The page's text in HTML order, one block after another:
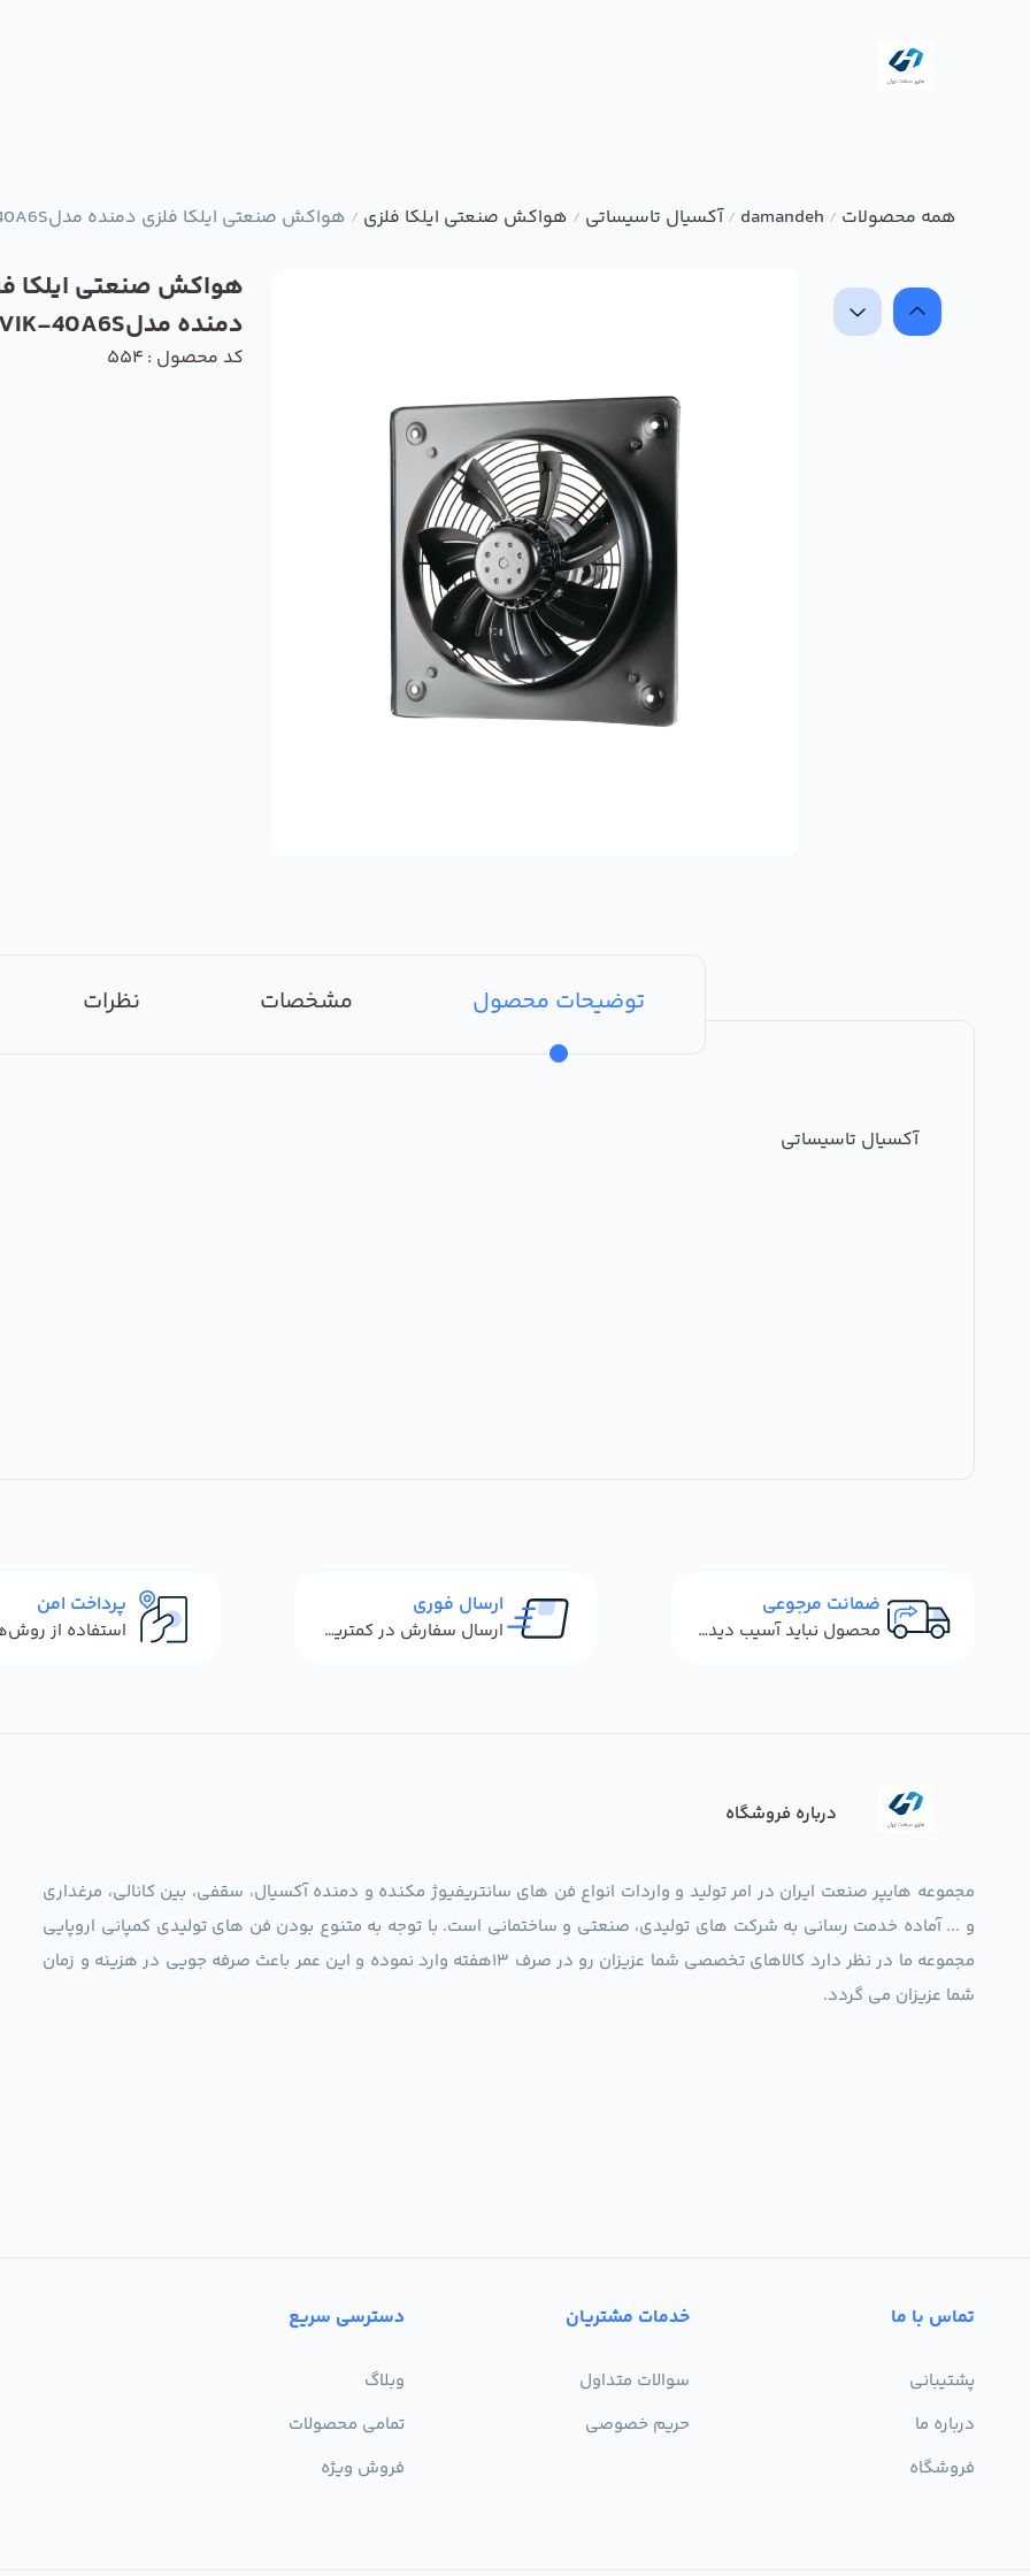
همه محصولات /
damandeh
/ آکسیال تاسیساتی / هواکش صنعتی ایلکا فلزی / هواکش صنعتی ایلکا فلزی دمنده مدلVIK-40A6S
هواکش صنعتی ایلکا
دمنده مدلVIK-40A6S
کد محصول : 554
توضیحات محصول مشخصات نظرات
آکسیال تاسیساتی
ضمانت مرجوعی
محصول نباید آسیب دیده باشد
ارسال فوری
ارسال سفارش در کمترین زمان ممکن
پرداخت امن
درباره فروشگاه
مجموعه هایپر صنعت ایران در امر تولید و واردات انواع فن های سانتریفیوژ مکنده و دمنده آکسیال، سقفی، بین کانالی، مرغداری
و ... آماده خدمت رسانی به شرکت های تولیدی، صنعتی و ساختمانی است. با توجه به متنوع بودن فن های تولیدی کمپانی اروپایی
مجموعه ما در نظر دارد کالاهای تخصصی شما عزیزان رو در صرف 13هفته وارد نموده و این عمر باعث صرفه جویی در هزینه و زمان
شما عزیزان می گردد.
تماس با ما
پشتیبانی
درباره ما
فروشگاه
خدمات مشتریان
سوالات متداول
حریم خصوصی
دسترسی سریع
وبلاگ
تمامی محصولات
فروش ویژه